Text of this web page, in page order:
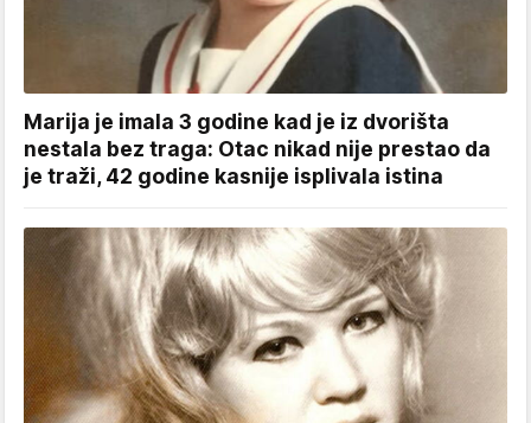
Marija je imala 3 godine kad je iz dvorišta
nestala bez traga: Otac nikad nije prestao da
je traži, 42 godine kasnije isplivala istina